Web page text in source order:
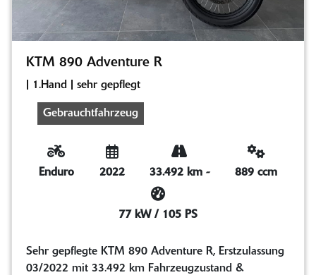
KTM 890 Adventure R
| 1.Hand | sehr gepflegt
Gebrauchtfahrzeug
Enduro 2022 33.492 km - 889 ccm
77 kW / 105 PS
Sehr gepflegte KTM 890 Adventure R, Erstzulassung
03/2022 mit 33.492 km Fahrzeugzustand &